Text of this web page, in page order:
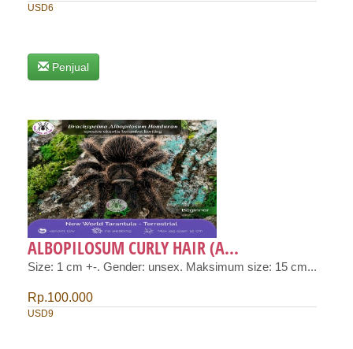
USD6
Penjual
ALBOPILOSUM CURLY HAIR (A...
Size: 1 cm +-. Gender: unsex. Maksimum size: 15 cm...
Rp.100.000
USD9